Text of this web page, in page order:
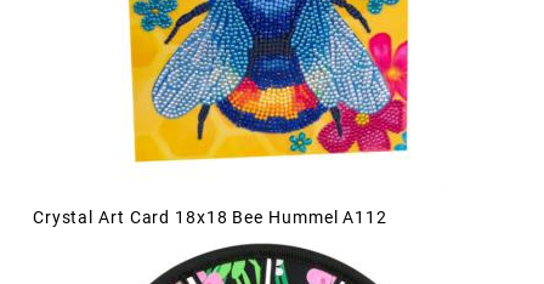
Crystal Art Card 18x18 Bee Hummel A112